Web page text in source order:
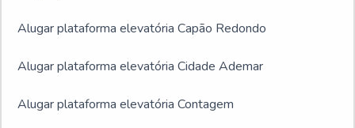
Alugar plataforma elevatória Capão Redondo
Alugar plataforma elevatória Cidade Ademar
Alugar plataforma elevatória Contagem